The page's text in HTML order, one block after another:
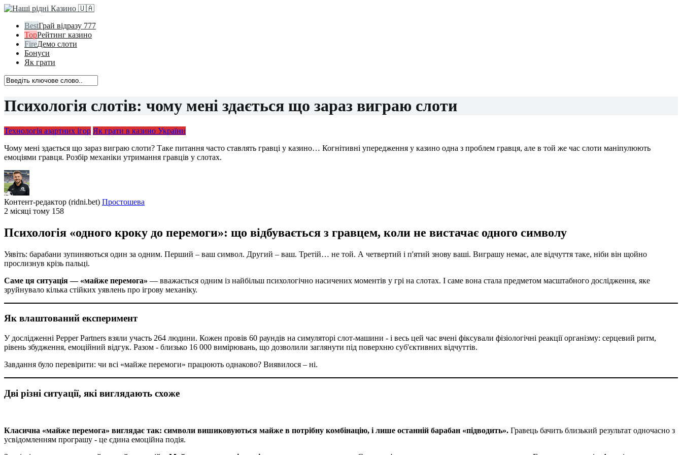
Грай відразу 777
Рейтинг казино
Демо слоти
Бонуси
Як грати
Психологія слотів: чому мені здається що зараз виграю слоти
Технологія азартних ігор Як грати в казино України
Чому мені здається що зараз виграю слоти? Таке питання часто ставлять гравці у казино… Когнітивні упередження у казино одна з проблем гравця, але в той же час слоти маніпулюють
емоціями гравця. Розбір механіки утримання гравців у слотах.
Контент-редактор (ridni.bet) Простошева
2 місяці тому 158
Психологія «одного кроку до перемоги»: що відбувається з гравцем, коли не вистачає одного символу
Уявіть: барабани зупиняються один за одним. Перший – ваш символ. Другий – ваш. Третій… не той. А четвертий і п'ятий знову ваші. Виграшу немає, але відчуття таке, ніби він щойно
прослизнув крізь пальці.
Саме ця ситуація — «майже перемога» — вважається одним із найбільш психологічно насичених моментів у грі на слотах. І саме вона стала предметом масштабного дослідження, яке
зруйнувало кілька стійких уявлень про ігрову механіку.
Як влаштований експеримент
У дослідженні Pepper Partners взяли участь 264 людини. Кожен провів 60 раундів на симуляторі слот-машини - і весь цей час вчені фіксували фізіологічні реакції організму: серцевий ритм,
рівень збудження, емоційний відгук. Разом - близько 16 000 вимірювань, що дозволили заглянути під поверхню суб'єктивних відчуттів.
Завдання було перевірити: чи всі «майже перемоги» працюють однаково? Виявилося – ні.
Дві різні ситуації, які виглядають схоже
Класична «майже перемога» виглядає так: символи вишиковуються майже в потрібну комбінацію, і лише останній барабан «підводить». Гравець бачить близький результат одночасно з
усвідомленням програшу - це єдина емоційна подія.